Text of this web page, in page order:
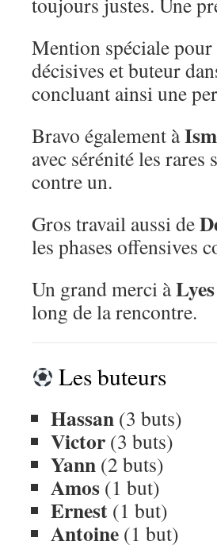
Mention spéciale pour
décisives et buteur
concluant ainsi une
Bravo également à
avec sérénité les
contre un.
Gros travail aussi de
les phases offensives
Un grand merci à
long de la rencontre.
Les buteurs
Hassan (3 buts)
Victor (3 buts)
Yann (2 buts)
Amos (1 but)
Ernest (1 but)
Antoine (1 but)